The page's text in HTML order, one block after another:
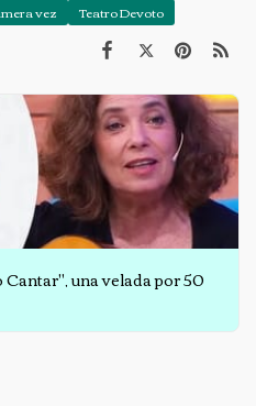
vez Teatro Devoto
una velada por 50